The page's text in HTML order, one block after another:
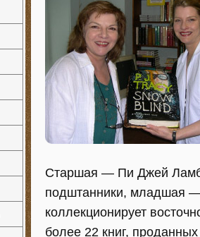
Старшая — Пи Джей
подштанники, младшая
коллекционирует
более 22 книг,